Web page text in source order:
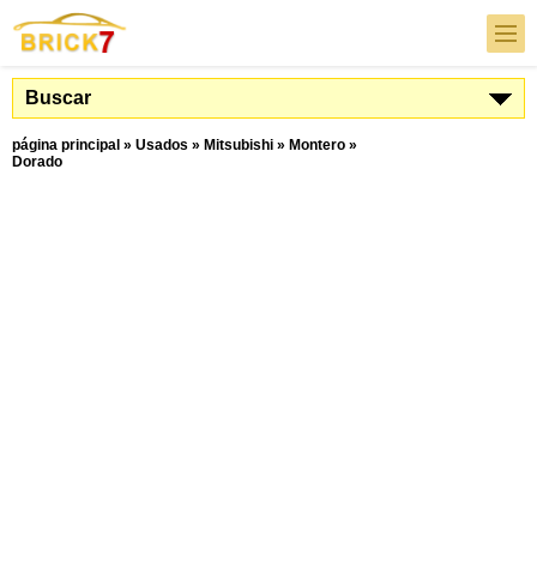
Buscar
página principal » Usados » Mitsubishi » Montero »
Dorado